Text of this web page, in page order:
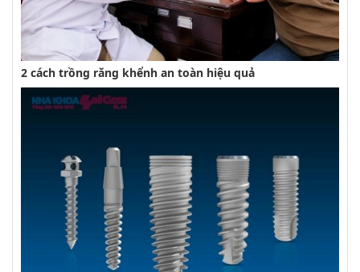
2 cách trồng răng khểnh an toàn hiệu quả